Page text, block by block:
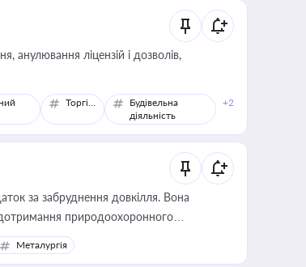
анулювання ліцензій і дозволів,
Торгівля
Будівельна
діяльність
+2
за забруднення довкілля. Вона
дотримання природоохоронного
Металургія